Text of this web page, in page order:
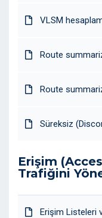
VLSM
Route
Route
Süreksiz
Erişim
Trafiğini
Erişim Listeleri